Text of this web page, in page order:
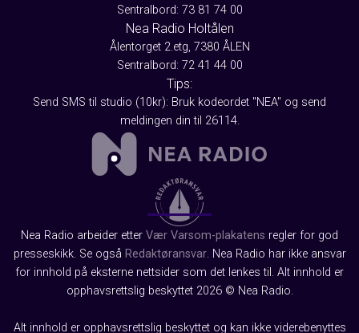
Sentralbord: 73 81 74 00
Nea Radio Holtålen
Ålentorget 2.etg, 7380 ÅLEN
Sentralbord: 72 41 44 00
Tips:
Send SMS til studio (10kr): Bruk kodeordet "NEA" og send
meldingen din til 26114.
Nea Radio arbeider etter Vær Varsom-plakatens regler for god
presseskikk. Se også Redaktøransvar. Nea Radio har ikke ansvar
for innhold på eksterne nettsider som det lenkes til. Alt innhold er
opphavsrettslig beskyttet 2026 © Nea Radio.
Alt innhold er opphavsrettslig beskyttet og kan ikke viderebenyttes